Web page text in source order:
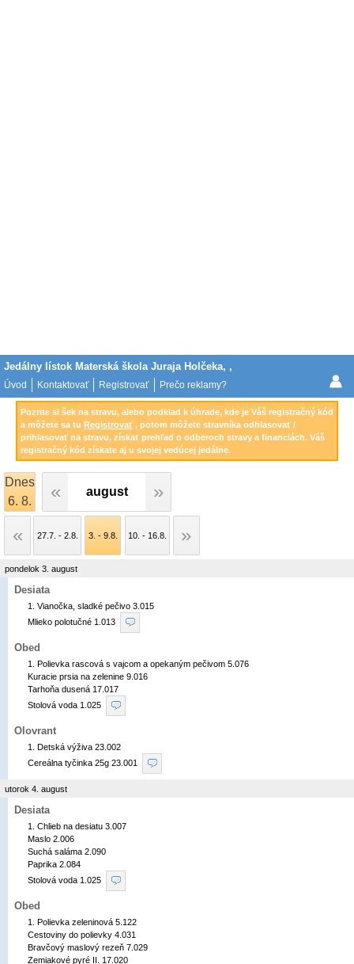
Jedálny lístok Materská škola Juraja Holčeka, ,
Úvod Kontaktovať Registrovať Prečo reklamy?
Pozrite si šek na stravu, alebo podklad k úhrade, kde je Váš registračný kód
a môžete sa tu Registrovať, potom môžete stravníka odhlasovať /
prihlasovať na stravu, získať prehľad o odberoch stravy a financiách. Váš
registračný kód získate aj u svojej vedúcej jedálne.
Dnes
6. 8.
august
27.7. - 2.8. 3. - 9.8. 10. - 16.8.
pondelok 3. august
Desiata
1. Vianočka, sladké pečivo 3.015
Mlieko polotučné 1.013
Obed
1. Polievka rascová s vajcom a opekaným pečivom 5.076
Kuracie prsia na zelenine 9.016
Tarhoňa dusená 17.017
Stolová voda 1.025
Olovrant
1. Detská výživa 23.002
Cereálna tyčinka 25g 23.001
utorok 4. august
Desiata
1. Chlieb na desiatu 3.007
Maslo 2.006
Suchá saláma 2.090
Paprika 2.084
Stolová voda 1.025
Obed
1. Polievka zeleninová 5.122
Cestoviny do polievky 4.031
Bravčový maslový rezeň 7.029
Zemiakové pyré II. 17.020